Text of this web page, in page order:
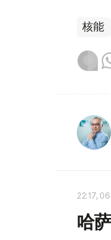
核能
22:17,
哈